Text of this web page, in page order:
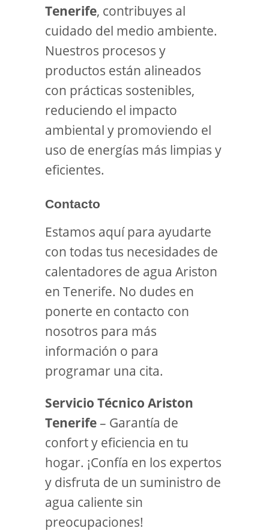
Tenerife, contribuyes al
cuidado del medio ambiente.
Nuestros procesos y
productos están alineados
con prácticas sostenibles,
reduciendo el impacto
ambiental y promoviendo el
uso de energías más limpias y
eficientes.
Contacto
Estamos aquí para ayudarte
con todas tus necesidades de
calentadores de agua Ariston
en Tenerife. No dudes en
ponerte en contacto con
nosotros para más
información o para
programar una cita.
Servicio Técnico Ariston
Tenerife– Garantía de
confort y eficiencia en tu
hogar. ¡Confía en los expertos
y disfruta de un suministro de
agua caliente sin
preocupaciones!